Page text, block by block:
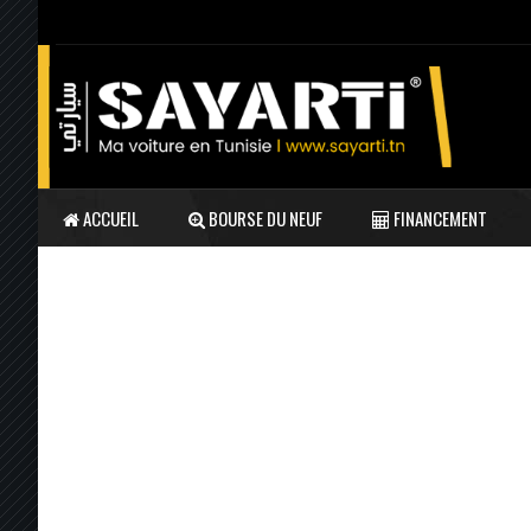
ACCUEIL BOURSE DU NEUF FINANCEMENT